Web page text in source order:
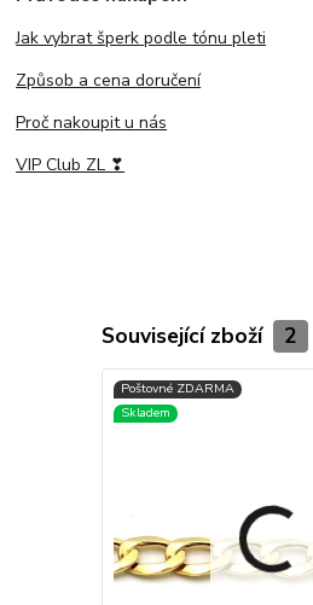
Jak vybrat šperk podle tónu pleti
Způsob a cena doručení
Proč nakoupit u nás
VIP Club ZL ❣
Související zboží 2